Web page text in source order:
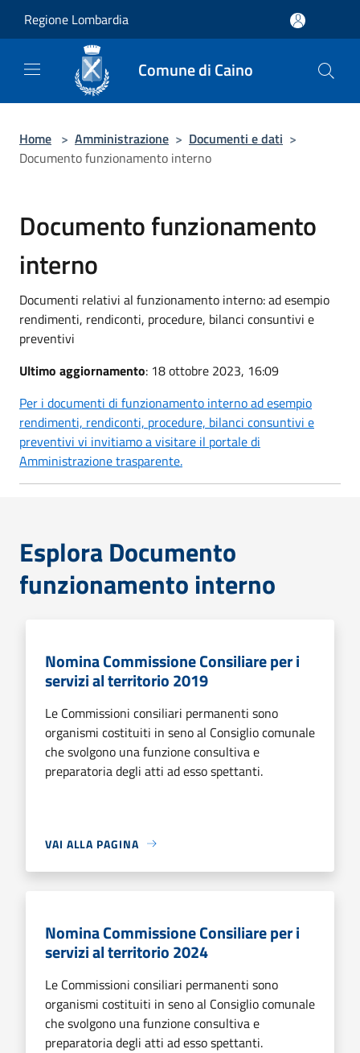
Regione Lombardia
Comune di Caino
Home > Amministrazione > Documenti e dati >
Documento funzionamento interno
Documento funzionamento
interno
Documenti relativi al funzionamento interno: ad esempio
rendimenti, rendiconti, procedure, bilanci consuntivi e
preventivi
Ultimo aggiornamento: 18 ottobre 2023, 16:09
Per i documenti di funzionamento interno ad esempio
rendimenti, rendiconti, procedure, bilanci consuntivi e
preventivi vi invitiamo a visitare il portale di
Amministrazione trasparente.
Esplora Documento
funzionamento interno
Nomina Commissione Consiliare per i
servizi al territorio 2019
Le Commissioni consiliari permanenti sono
organismi costituiti in seno al Consiglio comunale
che svolgono una funzione consultiva e
preparatoria degli atti ad esso spettanti.
VAI ALLA PAGINA
Nomina Commissione Consiliare per i
servizi al territorio 2024
Le Commissioni consiliari permanenti sono
organismi costituiti in seno al Consiglio comunale
che svolgono una funzione consultiva e
preparatoria degli atti ad esso spettanti.